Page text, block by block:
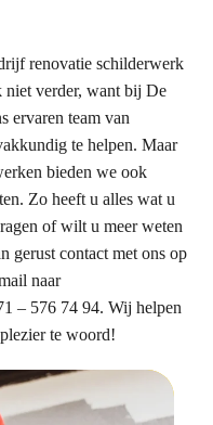
renovatie schilderwerk
niet verder, want bij De
ervaren team van
te helpen. Maar
bieden we ook
Zo heeft u alles wat u
of wilt u meer weten
gerust contact met ons op
naar
– 576 74 94. Wij helpen
te woord!